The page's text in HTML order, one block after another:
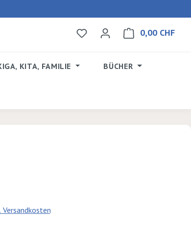
Du hast 0 Produkte auf
0,00 CHF
KITA, FAMILIE BÜCHER